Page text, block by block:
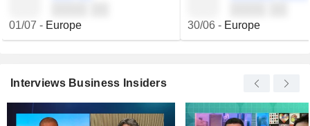
01/07 - Europe 30/06- Europe
Interviews Business Insiders